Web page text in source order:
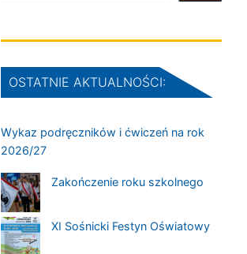
OSTATNIE AKTUALNOŚCI:
Wykaz podręczników i ćwiczeń na rok
2026/27
Zakończenie roku szkolnego
XI Sośnicki Festyn Oświatowy